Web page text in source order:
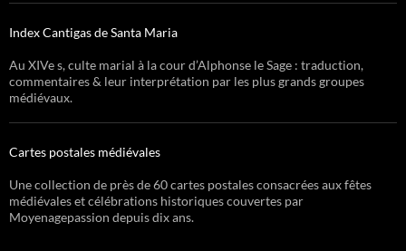
Index Cantigas de Santa Maria
Au XIVe s, culte marial à la cour d’Alphonse le Sage : traduction,
commentaires & leur interprétation par les plus grands groupes
médiévaux.
Cartes postales médiévales
Une collection de près de 60 cartes postales consacrées aux fêtes
médiévales et célébrations historiques couvertes par
Moyenagepassion depuis dix ans.